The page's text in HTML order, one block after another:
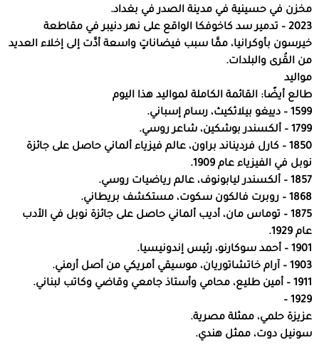
مخزن في حسينية في مدينة الصدر في بغداد.
2023 – تدمير سد كاخوفكا الواقع على نهر دنيبر في مقاطعة
خيرسون بأوكرانيا، ممَّا سبب فيضاناتٍ واسعة أدَّت إلى إخلاء العديد
من القُرى والبلدات.
مواليد
طالع أيضًا: القائمة الكاملة لمواليد هذا اليوم
1599 – دييغو بيلاثكيث، رسام إسباني.
1799 – ألكسندر بوشكين، شاعر روسي.
1850 – كارل فرديناند براون، عالم فيزياء ألماني حاصل على جائزة
نوبل في الفيزياء عام 1909.
1857 – ألكسندر ليابونوف، عالم رياضيات روسي.
1868 – روبرت فالكون سكوت، مستكشف بريطاني.
1875 – توماس مان، أديب ألماني حاصل على جائزة نوبل في الأدب
عام 1929.
1901 – أحمد سوكارنو، رئيس إندونيسيا.
1903 – آرام خاتشاتوريان، موسيقي أمريكي من أصل أرمني.
1911 – أمين طليع، محامي وأستاذ جامعي وقاضي وكاتب لبناني.
1929 –
عزيزة حلمي، ممثلة مصرية.
سونيل دوت، ممثل هندي.